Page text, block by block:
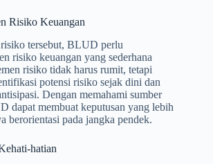
Risiko Keuangan
tersebut, BLUD perlu
risiko keuangan yang sederhana
risiko tidak harus rumit, tetapi
potensi risiko sejak dini dan
Dengan memahami sumber
dapat membuat keputusan yang lebih
berorientasi pada jangka pendek.
hatian